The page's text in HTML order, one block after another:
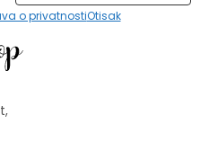
o privatnostiOtisak